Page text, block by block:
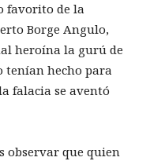
favorito de la
Borge Angulo,
heroína la gurú de
tenían hecho para
falacia se aventó
observar que quien